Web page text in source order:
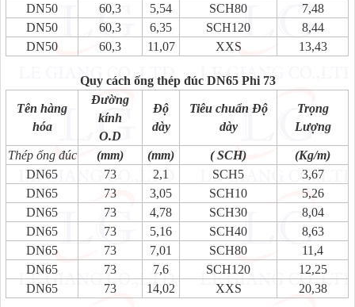
DN50
60,3 5,54 SCH80
7,48
DN50
60,3 6,35 SCH120
8,44
DN50
60,3 11,07 XXS 13,43
Quy cách ống thép đúc DN65 Phi 73
Tên hàng
hóa
Đường
kính
O.D
Độ
dày
Tiêu chuẩn Độ
dày
Trọng
Lượng
Thép ống đúc (mm) (mm) ( SCH)
(Kg/m)
DN65
73 2,1 SCH5
3,67
DN65
73 3,05 SCH10
5,26
DN65
73 4,78 SCH30
8,04
DN65
73 5,16 SCH40
8,63
DN65
73 7,01 SCH80
11,4
DN65
73 7,6 SCH120
12,25
DN65
73 14,02 XXS 20,38